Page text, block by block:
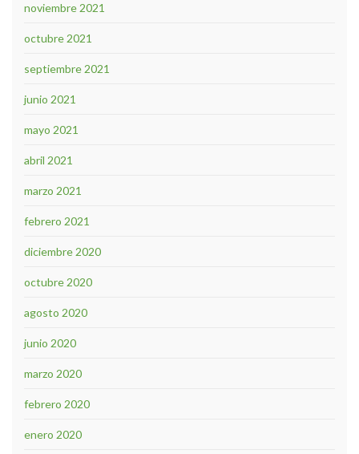
noviembre 2021
octubre 2021
septiembre 2021
junio 2021
mayo 2021
abril 2021
marzo 2021
febrero 2021
diciembre 2020
octubre 2020
agosto 2020
junio 2020
marzo 2020
febrero 2020
enero 2020